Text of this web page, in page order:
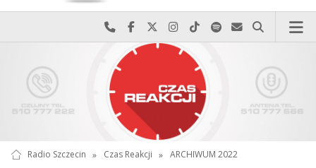
Najlepiej po prostu do nas zadzwoń
Odwiedź nas na Facebook-u
Odwiedź nas na X
Odwiedź nas na Instagram-ie
Odwiedź nas na TikTok-u
Szukaj nas na Spotify
Wyślij do nas
Szukaj
Radio Szczecin » Czas Reakcji » ARCHIWUM 2022